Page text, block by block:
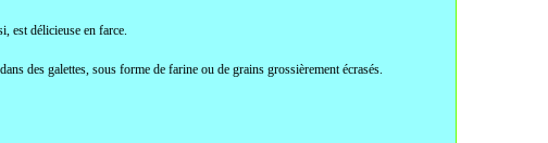
est délicieuse en farce.
des galettes, sous forme de farine ou de grains grossièrement écrasés.